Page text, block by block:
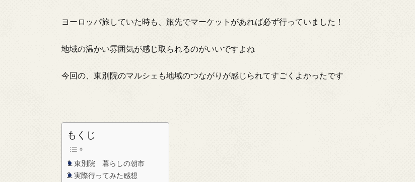
ヨーロッパ旅していた時も、旅先でマーケットがあれば必ず行っていました！
地域の温かい雰囲気が感じ取られるのがいいですよね
今回の、東別院のマルシェも地域のつながりが感じられてすごくよかったです
もくじ
東別院 暮らしの朝市
実際行ってみた感想